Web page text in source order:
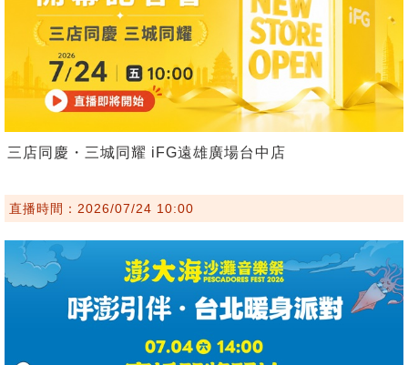
三店同慶・三城同耀 iFG遠雄廣場台中店
直播時間：2026/07/24 10:00